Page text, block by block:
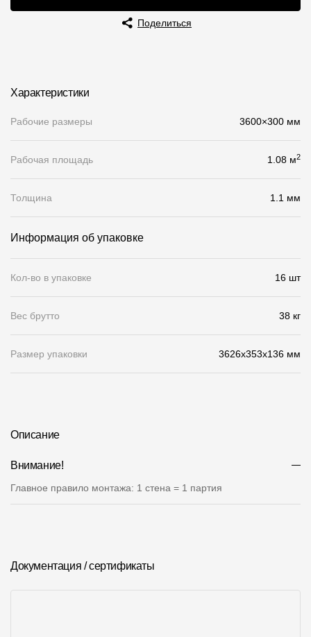
Компания
Контроль качества кровли
Качество фасадов
Награды
Отправка рекламации
Предложения по сотрудничеству
Вакансии
B2B
Отзывы
Контакты
Адрес
Пн-Пт - 10-19
Поделиться
Характеристики
Рабочие размеры 3600×300 мм
Рабочая площадь 1.08 м2
Толщина 1.1 мм
Информация об упаковке
Кол-во в упаковке 16 шт
Вес брутто 38 кг
Размер упаковки 3626х353х136 мм
Описание
Внимание!
Главное правило монтажа: 1 стена = 1 партия
Документация / сертификаты